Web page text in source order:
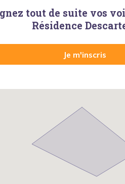
tout de suite vos
Résidence
Je m'inscris